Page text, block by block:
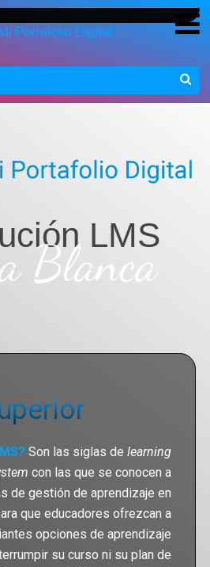
LMS
Blanca
Son las siglas delearning
con las que se conocen a
de gestión de aprendizaje en
que educadores ofrezcan a
opciones de aprendizaje
su curso ni su plan de